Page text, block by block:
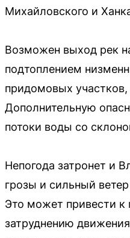
Михайловского и
Возможен выход рек
подтоплением
придомовых участков,
Дополнительную
потоки воды со
Непогода затронет и
грозы и сильный
Это может привести к
затруднению